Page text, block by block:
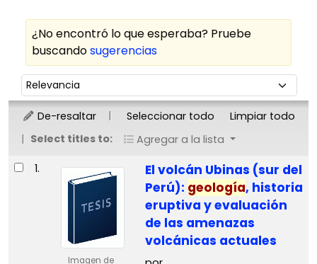
¿No encontró lo que esperaba? Pruebe
buscandosugerencias
Ordenar
Ordenar por:
De-resaltar Seleccionar todo
Limpiar todo
Select titles to:
Agregar a la lista
Resultados
1.
Imagen de
El volcán Ubinas (sur del
Perú): geología, historia
eruptiva y evaluación
de las amenazas
volcánicas actuales